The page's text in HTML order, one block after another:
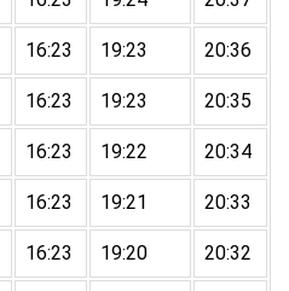
16:23 19:23 20:36
16:23 19:23 20:35
16:23 19:22 20:34
16:23 19:21 20:33
16:23 19:20 20:32